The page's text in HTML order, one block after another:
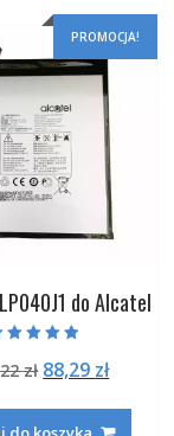
PROMOCJA!
do Alcatel
4.50
na 5
zł Pierwotna
wynosiła:
88,29 zł